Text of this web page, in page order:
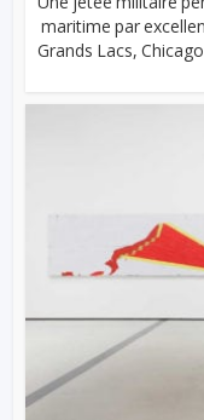
maritime par
Grands Lacs,